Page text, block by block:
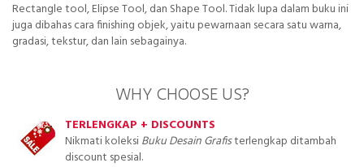
Rectangle tool, Elipse Tool, dan Shape Tool. Tidak lupa dalam buku ini
juga dibahas cara finishing objek, yaitu pewarnaan secara satu warna,
gradasi, tekstur, dan lain sebagainya.
WHY CHOOSE US?
TERLENGKAP + DISCOUNTS
Nikmati koleksiBuku Desain Grafisterlengkap ditambah
discount spesial.